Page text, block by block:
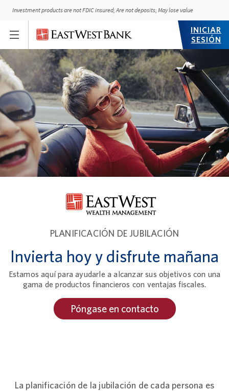
Investment products are not FDIC insured; Are not deposits; May lose value
INICIAR
SESIÓN
PLANIFICACIÓN DE JUBILACIÓN
Invierta hoy y disfrute mañana
Estamos aquí para ayudarle a alcanzar sus objetivos con una
gama de productos financieros con ventajas fiscales.
Póngase en contacto
La planificación de la jubilación de cada persona es